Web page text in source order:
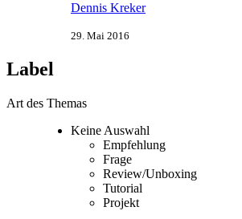
Dennis Kreker
29. Mai 2016
Label
Art des Themas
Keine Auswahl
Empfehlung
Frage
Review/Unboxing
Tutorial
Projekt